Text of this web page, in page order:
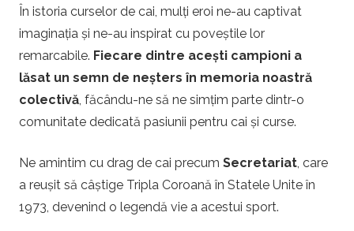
În istoria curselor de cai, mulți eroi ne-au captivat
imaginația și ne-au inspirat cu poveștile lor
remarcabile. Fiecare dintre acești campioni a
lăsat un semn de neșters în memoria noastră
colectivă, făcându-ne să ne simțim parte dintr-o
comunitate dedicată pasiunii pentru cai și curse.
Ne amintim cu drag de cai precum Secretariat, care
a reușit să câștige Tripla Coroană în Statele Unite în
1973, devenind o legendă vie a acestui sport.